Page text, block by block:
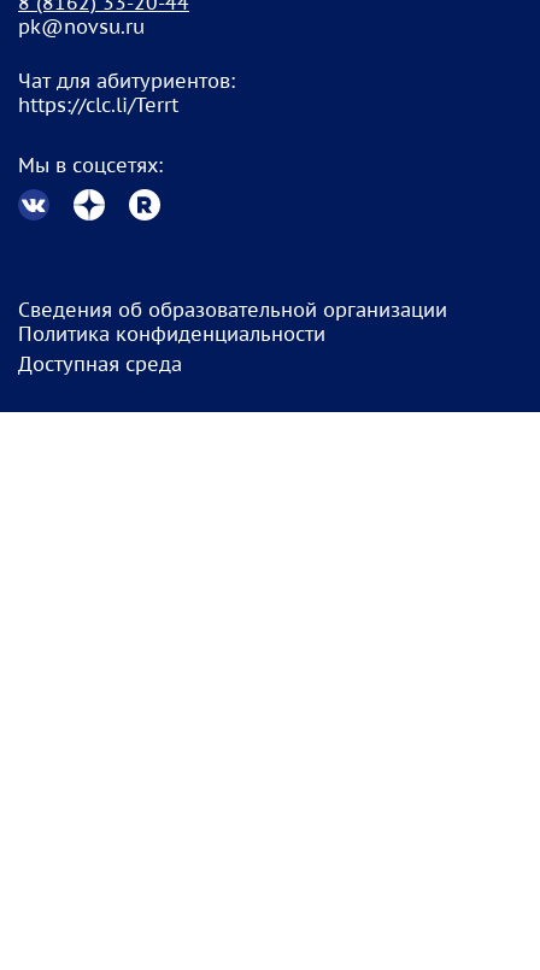
pk@novsu.ru
Чат для абитуриентов:
https://clc.li/Terrt
Мы в соцсетях:
Сведения об образовательной организации
Политика конфиденциальности
Доступная среда